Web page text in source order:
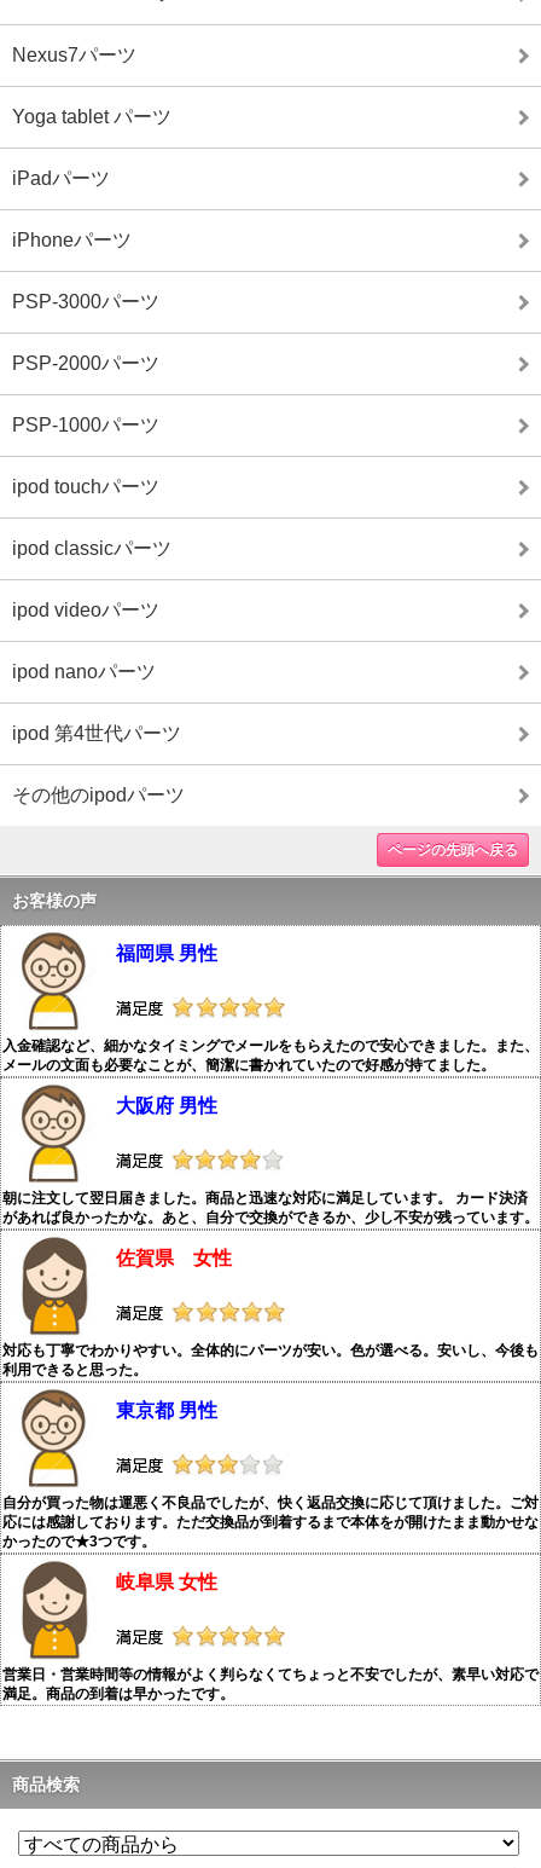
Nexus7パーツ
Yoga tablet パーツ
iPadパーツ
iPhoneパーツ
PSP-3000パーツ
PSP-2000パーツ
PSP-1000パーツ
ipod touchパーツ
ipod classicパーツ
ipod videoパーツ
ipod nanoパーツ
ipod 第4世代パーツ
その他のipodパーツ
ページの先頭へ戻る
お客様の声
福岡県 男性
入金確認など、細かなタイミングでメールをもらえたので安心できました。また、
メールの文面も必要なことが、簡潔に書かれていたので好感が持てました。
大阪府 男性
朝に注文して翌日届きました。商品と迅速な対応に満足しています。 カード決済
があれば良かったかな。あと、自分で交換ができるか、少し不安が残っています。
佐賀県 女性
対応も丁寧でわかりやすい。全体的にパーツが安い。色が選べる。安いし、今後も
利用できると思った。
東京都 男性
自分が買った物は運悪く不良品でしたが、快く返品交換に応じて頂けました。ご対
応には感謝しております。ただ交換品が到着するまで本体をが開けたまま動かせな
かったので★3つです。
岐阜県 女性
営業日・営業時間等の情報がよく判らなくてちょっと不安でしたが、素早い対応で
満足。商品の到着は早かったです。
商品検索